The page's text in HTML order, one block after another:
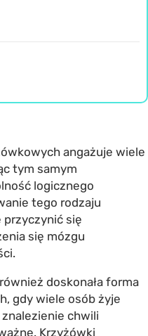
angażuje wiele
tym samym
logicznego
tego rodzaju
się
się mózgu
doskonała forma
gdy wiele osób żyje
chwili
Krzyżówki